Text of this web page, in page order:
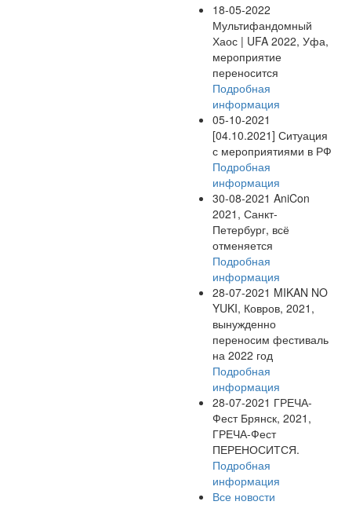
18-05-2022
Мультифандомный
Хаос | UFA 2022, Уфа,
мероприятие
переносится
Подробная
информация
05-10-2021
[04.10.2021] Ситуация
с мероприятиями в РФ
Подробная
информация
30-08-2021 AniCon
2021, Санкт-
Петербург, всё
отменяется
Подробная
информация
28-07-2021 MIKAN NO
YUKI, Ковров, 2021,
вынужденно
переносим фестиваль
на 2022 год
Подробная
информация
28-07-2021 ГРЕЧА-
Фест Брянск, 2021,
ГРЕЧА-Фест
ПЕРЕНОСИТСЯ.
Подробная
информация
Все новости